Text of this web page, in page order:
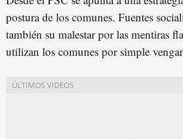
postura de los comunes. Fuentes
también su malestar por las mentiras
utilizan los comunes por simple